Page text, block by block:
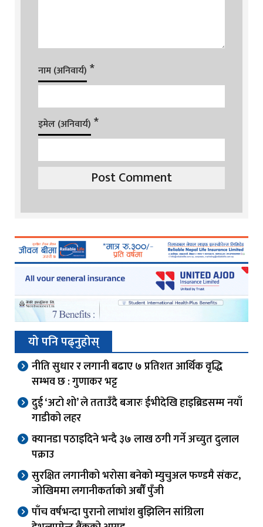
नाम (अनिवार्य) *
इमेल (अनिवार्य) *
यो पनि पढ्नुहोस्
नीति सुधार र लगानी बढाए ७ प्रतिशत आर्थिक वृद्धि
सम्भव छ : गुणाकर भट्ट
दुई ‘अटो शो’ ले तताउँदै बजारः ईभीदेखि हाइब्रिडसम्म नयाँ
गाडीको लहर
क्यानडा पठाइदिने भन्दै ३७ लाख ठगी गर्ने अच्युत दुलाल
पक्राउ
सुरक्षित लगानीको भरोसा बनेको म्युचुअल फण्डमै संकट,
जोखिममा लगानीकर्ताको अर्बौं पुँजी
पाँच वर्षभन्दा पुरानो लाभांश बुझिलिन सांग्रिला